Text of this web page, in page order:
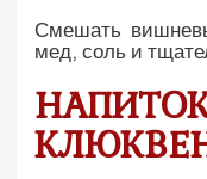
Смешать
мед, соль и